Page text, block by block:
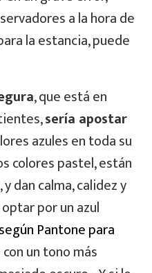
a la hora de
la estancia, puede
, que está en
sería apostar
azules en toda su
colores pastel, están
dan calma, calidez y
por un azul
Pantone para
un tono más